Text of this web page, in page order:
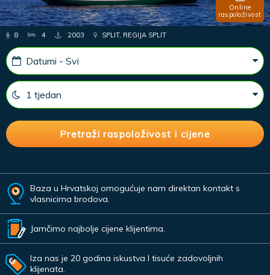
Online
raspoloživost
8 4 2003 SPLIT, REGIJA SPLIT
Baza u Hrvatskoj omogućuje nam direktan kontakt s
vlasnicima brodova.
Jamčimo najbolje cijene klijentima.
Iza nas je 20 godina iskustva I tisuće zadovoljnih
klijenata.